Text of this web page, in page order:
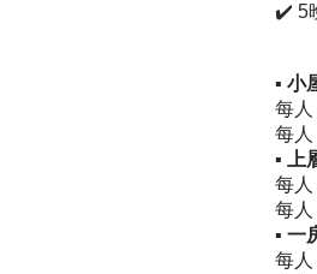
✔️ 5
▪ 小
每
每人
▪
每人
每人
▪ 一
每人